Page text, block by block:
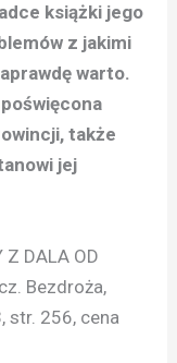
książki jego
z jakimi
warto.
także
jej
Z DALA OD
Bezdroża,
str. 256, cena